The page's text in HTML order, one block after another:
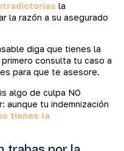
la
la razón a su asegurado
diga que tienes la
primero consulta tu caso a
para que te asesore.
algo de culpa NO
aunque tu indemnización
tienes la